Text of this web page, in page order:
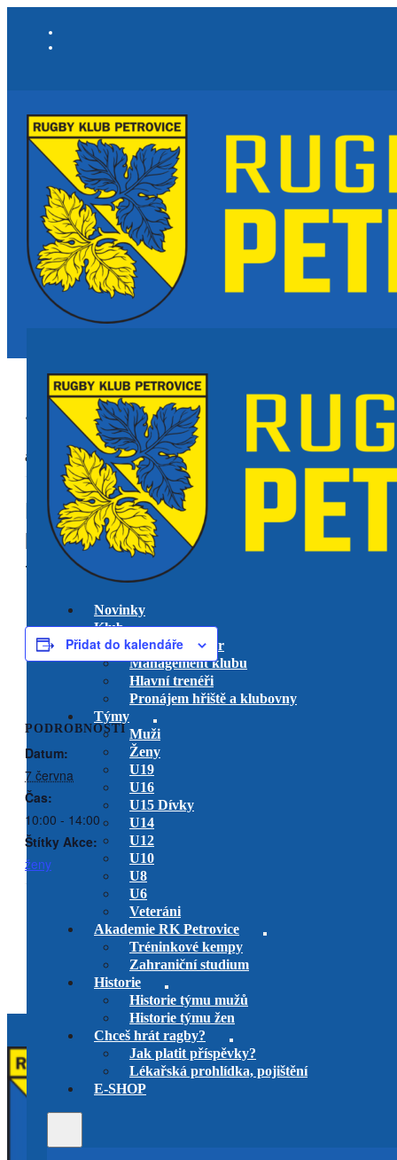
Novinky
Klub
Výkonný výbor
Management klubu
Hlavní trenéři
Pronájem hřiště a klubovny
Týmy
Muži
Ženy
U19
U16
U15 Dívky
U14
U12
U10
U8
U6
Veteráni
Akademie RK Petrovice
Tréninkové kempy
Zahraniční studium
Historie
Historie týmu mužů
Historie týmu žen
Chceš hrát ragby?
Jak platit příspěvky?
Lékařská prohlídka, pojištění
E-SHOP
« Všechny Akce
akce již proběhla.
Peří (RKP+Říčany) na Spartě
Mistrovství ČR 7s
7 června @ 10:00 14:00
Přidat do kalendáře
PODROBNOSTI
Datum:
7 června
Čas:
10:00 - 14:00
Štítky Akce:
ženy
RC Tatra Smíchov vs. RK
Petrovice
venkovní utkání play-offU19
RC Mountfield Říčany vs. RK
Petrovice
utkání play-off